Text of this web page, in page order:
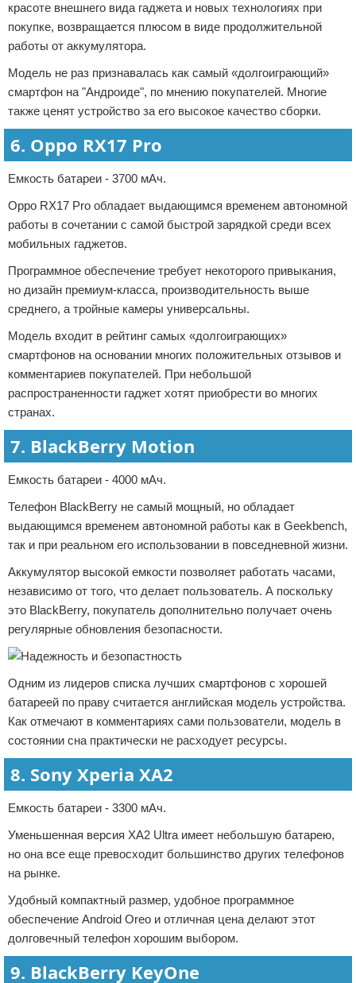
красоте внешнего вида гаджета и новых технологиях при
покупке, возвращается плюсом в виде продолжительной
работы от аккумулятора.
Модель не раз признавалась как самый «долгоиграющий»
смартфон на "Андроиде", по мнению покупателей. Многие
также ценят устройство за его высокое качество сборки.
6. Oppo RX17 Pro
Емкость батареи - 3700 мАч.
Oppo RX17 Pro обладает выдающимся временем автономной
работы в сочетании с самой быстрой зарядкой среди всех
мобильных гаджетов.
Программное обеспечение требует некоторого привыкания,
но дизайн премиум-класса, производительность выше
среднего, а тройные камеры универсальны.
Модель входит в рейтинг самых «долгоиграющих»
смартфонов на основании многих положительных отзывов и
комментариев покупателей. При небольшой
распространенности гаджет хотят приобрести во многих
странах.
7. BlackBerry Motion
Емкость батареи - 4000 мАч.
Телефон BlackBerry не самый мощный, но обладает
выдающимся временем автономной работы как в Geekbench,
так и при реальном его использовании в повседневной жизни.
Аккумулятор высокой емкости позволяет работать часами,
независимо от того, что делает пользователь. А поскольку
это BlackBerry, покупатель дополнительно получает очень
регулярные обновления безопасности.
Одним из лидеров списка лучших смартфонов с хорошей
батареей по праву считается английская модель устройства.
Как отмечают в комментариях сами пользователи, модель в
состоянии сна практически не расходует ресурсы.
8. Sony Xperia XA2
Емкость батареи - 3300 мАч.
Уменьшенная версия XA2 Ultra имеет небольшую батарею,
но она все еще превосходит большинство других телефонов
на рынке.
Удобный компактный размер, удобное программное
обеспечение Android Oreo и отличная цена делают этот
долговечный телефон хорошим выбором.
9. BlackBerry KeyOne